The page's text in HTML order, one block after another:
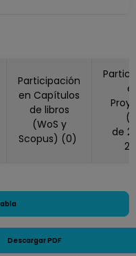
UND GEOMETRIE-
AND
(2017, 2021)
MATEMATICA
GEOMETRY,
(2010, 2012, 2014,
Países
Participación
en Capítulos
de libros
(WoS y
Scopus) (0)
de 2018 a
Descargar PDF